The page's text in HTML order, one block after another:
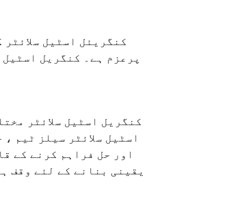
کنگریئل اسٹیل
پرعزم ہے۔ کنگریل
کنگریل اسٹیل سلائٹر
اسٹیل سلائٹر سیلز ٹیم
اور حل فراہم کرنے کے
یقینی بنانے کے لئے وقف